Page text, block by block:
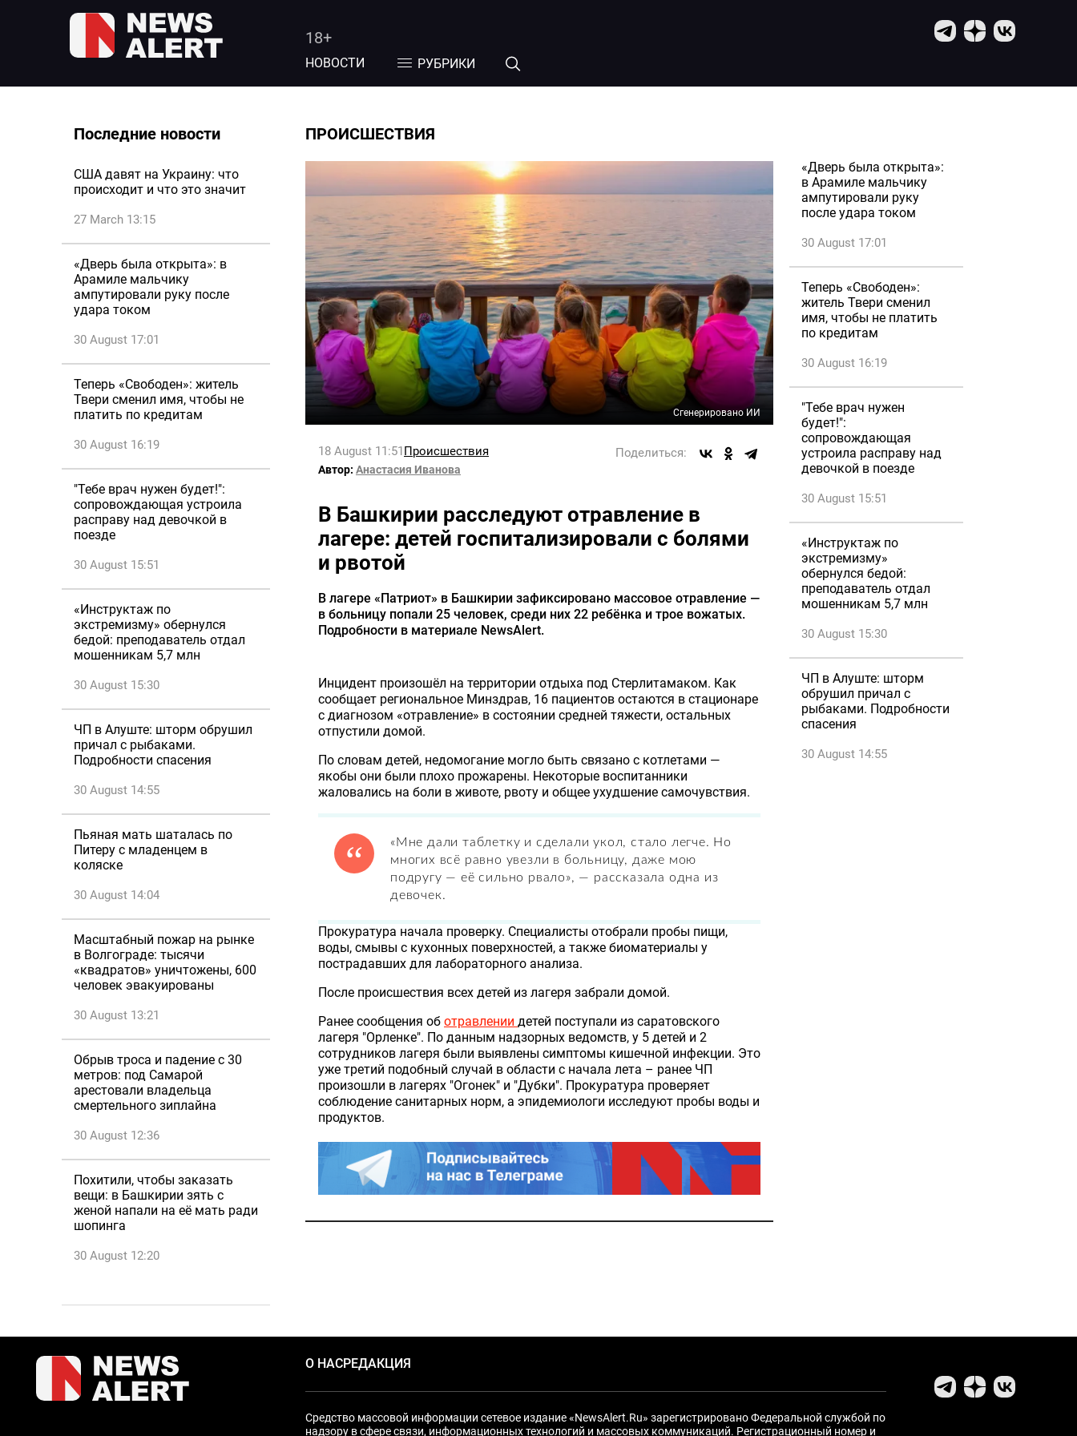
18+
НОВОСТИ РУБРИКИ
Последние новости
США давят на Украину: что
происходит и что это значит
27 March 13:15
«Дверь была открыта»: в
Арамиле мальчику
ампутировали руку после
удара током
30 August 17:01
Теперь «Свободен»: житель
Твери сменил имя, чтобы не
платить по кредитам
30 August 16:19
"Тебе врач нужен будет!":
сопровождающая устроила
расправу над девочкой в
поезде
30 August 15:51
«Инструктаж по
экстремизму» обернулся
бедой: преподаватель отдал
мошенникам 5,7 млн
30 August 15:30
ЧП в Алуште: шторм обрушил
причал с рыбаками.
Подробности спасения
30 August 14:55
Пьяная мать шаталась по
Питеру с младенцем в
коляске
30 August 14:04
Масштабный пожар на рынке
в Волгограде: тысячи
«квадратов» уничтожены, 600
человек эвакуированы
30 August 13:21
Обрыв троса и падение с 30
метров: под Самарой
арестовали владельца
смертельного зиплайна
30 August 12:36
Похитили, чтобы заказать
вещи: в Башкирии зять с
женой напали на её мать ради
шопинга
30 August 12:20
ПРОИСШЕСТВИЯ
Сгенерировано ИИ
18 August 11:51Происшествия Поделиться:
Автор: Анастасия Иванова
В Башкирии расследуют отравление в
лагере: детей госпитализировали с болями
и рвотой
В лагере «Патриот» в Башкирии зафиксировано массовое отравление —
в больницу попали 25 человек, среди них 22 ребёнка и трое вожатых.
Подробности в материале NewsAlert.
Инцидент произошёл на территории отдыха под Стерлитамаком. Как
сообщает региональное Минздрав, 16 пациентов остаются в стационаре
с диагнозом «отравление» в состоянии средней тяжести, остальных
отпустили домой.
По словам детей, недомогание могло быть связано с котлетами —
якобы они были плохо прожарены. Некоторые воспитанники
жаловались на боли в животе, рвоту и общее ухудшение самочувствия.
«Мне дали таблетку и сделали укол, стало легче. Но
многих всё равно увезли в больницу, даже мою
подругу — её сильно рвало», — рассказала одна из
девочек.
Прокуратура начала проверку. Специалисты отобрали пробы пищи,
воды, смывы с кухонных поверхностей, а также биоматериалы у
пострадавших для лабораторного анализа.
После происшествия всех детей из лагеря забрали домой.
Ранее сообщения об отравлении детей поступали из саратовского
лагеря "Орленке". По данным надзорных ведомств, у 5 детей и 2
сотрудников лагеря были выявлены симптомы кишечной инфекции. Это
уже третий подобный случай в области с начала лета – ранее ЧП
произошли в лагерях "Огонек" и "Дубки". Прокуратура проверяет
соблюдение санитарных норм, а эпидемиологи исследуют пробы воды и
продуктов.
«Дверь была открыта»:
в Арамиле мальчику
ампутировали руку
после удара током
30 August 17:01
Теперь «Свободен»:
житель Твери сменил
имя, чтобы не платить
по кредитам
30 August 16:19
"Тебе врач нужен
будет!":
сопровождающая
устроила расправу над
девочкой в поезде
30 August 15:51
«Инструктаж по
экстремизму»
обернулся бедой:
преподаватель отдал
мошенникам 5,7 млн
30 August 15:30
ЧП в Алуште: шторм
обрушил причал с
рыбаками. Подробности
спасения
30 August 14:55
О НАСРЕДАКЦИЯ
Средство массовой информации сетевое издание «NewsAlert.Ru» зарегистрировано Федеральной службой по
надзору в сфере связи, информационных технологий и массовых коммуникаций. Регистрационный номер и